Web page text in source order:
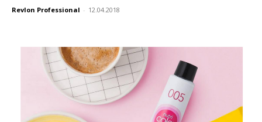
Revlon Professional - 12.04.2018